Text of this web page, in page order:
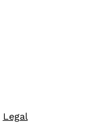
Legal